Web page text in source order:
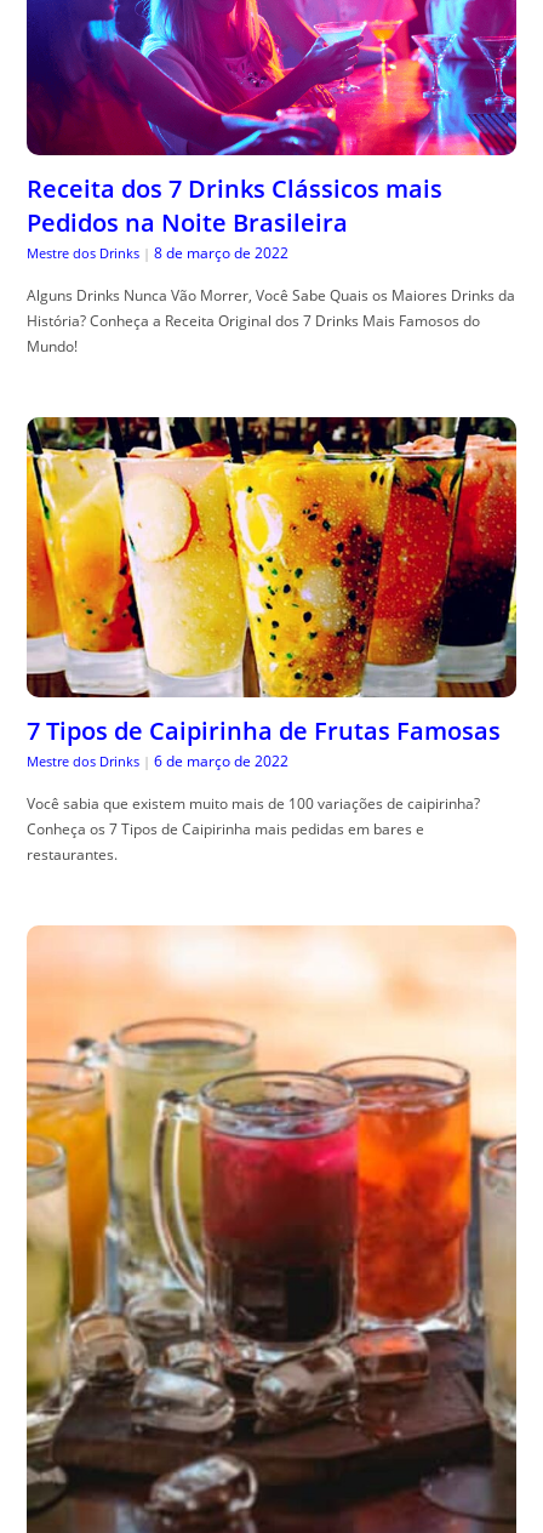
Receita dos 7 Drinks Clássicos mais
Pedidos na Noite Brasileira
Mestre dos Drinks | 8 de março de 2022
Alguns Drinks Nunca Vão Morrer, Você Sabe Quais os Maiores Drinks da
História? Conheça a Receita Original dos 7 Drinks Mais Famosos do
Mundo!
7 Tipos de Caipirinha de Frutas Famosas
Mestre dos Drinks | 6 de março de 2022
Você sabia que existem muito mais de 100 variações de caipirinha?
Conheça os 7 Tipos de Caipirinha mais pedidas em bares e
restaurantes.